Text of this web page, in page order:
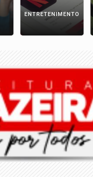
ENTRETENIMENTO